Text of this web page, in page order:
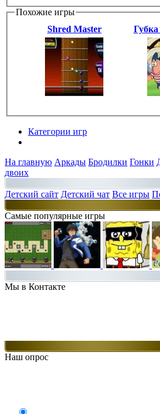
Похожие игры
Shred Master
Категории игр
На главную Аркады Бродилки Гонки
двоих
Детский сайт Детский чат Все игры
Самые популярные игры
Мы в Контакте
Наш опрос